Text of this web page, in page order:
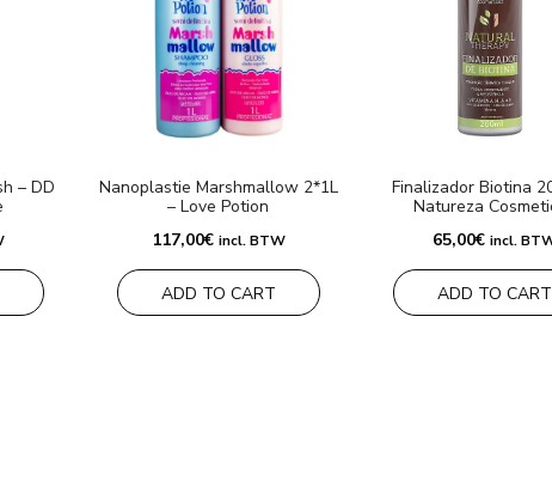
– DD
Nanoplastie Marshmallow 2*1L
– Love Potion
117,00€ incl. BTW
ADD TO CART
Finalizador Biotina
Natureza
65,00€ incl.
ADD TO CART